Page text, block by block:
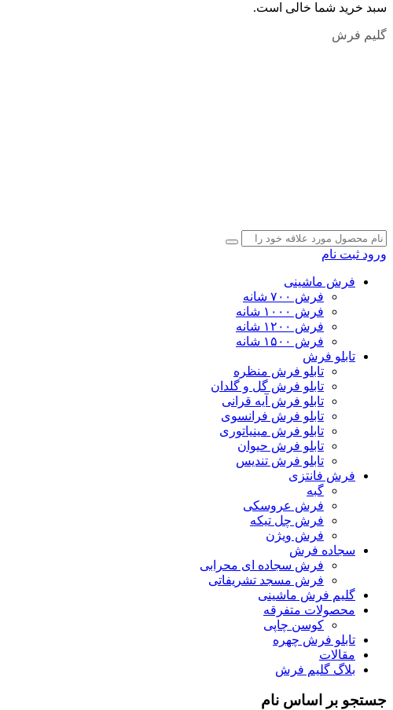
سبد خرید شما خالی است.
گلیم فرش
ورود ثبت نام
فرش ماشینی
فرش ۷۰۰ شانه
فرش ۱۰۰۰ شانه
فرش ۱۲۰۰ شانه
فرش ۱۵۰۰ شانه
تابلو فرش
تابلو فرش منظره
تابلو فرش گل و گلدان
تابلو فرش آیه قرانی
تابلو فرش فرانسوی
تابلو فرش مینیاتوری
تابلو فرش حیوان
تابلو فرش تندیس
فرش فانتزی
گبه
فرش عروسکی
فرش چل تیکه
فرش ویژن
سجاده فرش
فرش سجاده ای محرابی
فرش مسجد تشریفاتی
گلیم فرش ماشینی
محصولات متفرقه
کوسن چاپی
تابلو فرش چهره
مقالات
بلاگ گلیم فرش
جستجو بر اساس نام